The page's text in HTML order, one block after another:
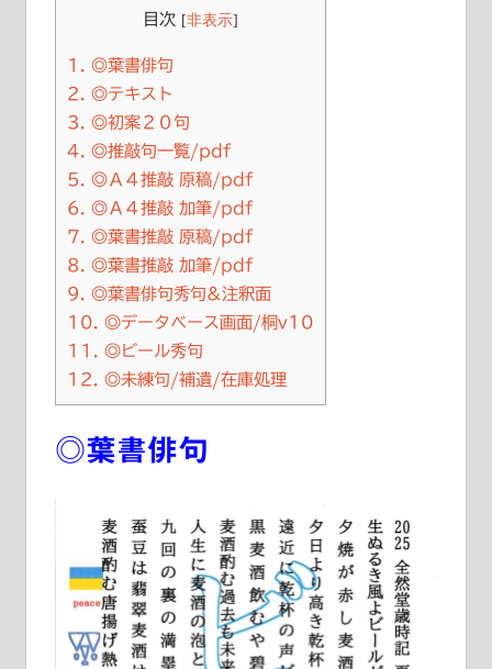
目次 [非表示]
1.
◎葉書俳句
2.
◎テキスト
3.
◎初案２０句
4.
◎推敲句一覧/pdf
5.
◎Ａ４推敲 原稿/pdf
6.
◎Ａ４推敲 加筆/pdf
7.
◎葉書推敲 原稿/pdf
8.
◎葉書推敲 加筆/pdf
9.
◎葉書俳句秀句&注釈面
10.
◎データベース画面/桐v10
11.
◎ビール秀句
12.
◎未練句/補遺/在庫処理
◎葉書俳句